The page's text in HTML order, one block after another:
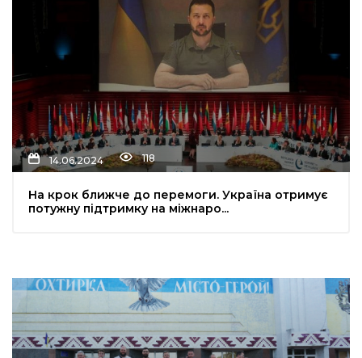
14.06.2024 118
На крок ближче до перемоги. Україна отримує
потужну підтримку на міжнаро...